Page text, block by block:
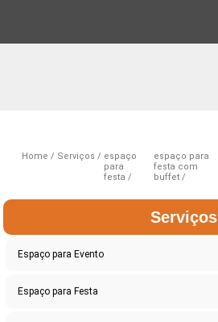
Home Serviços
espaço
para
festa
espaço para
festa com
buffet
Serviços
Espaço para Evento
Espaço para Festa